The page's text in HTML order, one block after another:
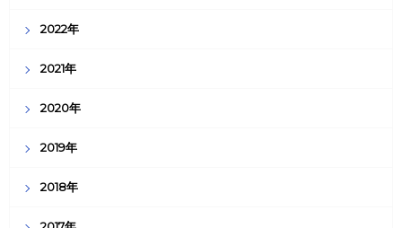
2022年
2021年
2020年
2019年
2018年